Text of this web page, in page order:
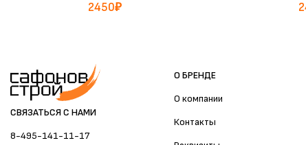
2450₽
СВЯЗАТЬСЯ С НАМИ
8-495-141-11-17
О БРЕНДЕ
О компании
Контакты